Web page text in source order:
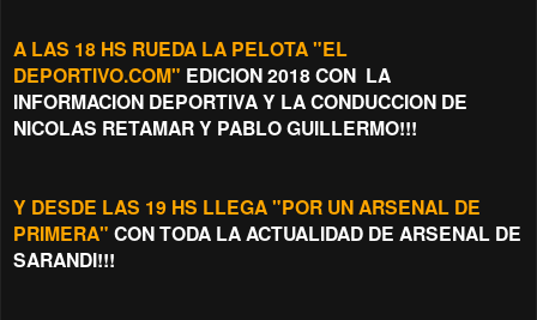
A LAS 18 HS RUEDA LA PELOTA "EL
DEPORTIVO.COM" EDICION 2018 CON LA
INFORMACION DEPORTIVA Y LA CONDUCCION DE
NICOLAS RETAMAR Y PABLO GUILLERMO!!!
Y DESDE LAS 19 HS LLEGA "POR UN ARSENAL DE
PRIMERA" CON TODA LA ACTUALIDAD DE ARSENAL DE
SARANDI!!!